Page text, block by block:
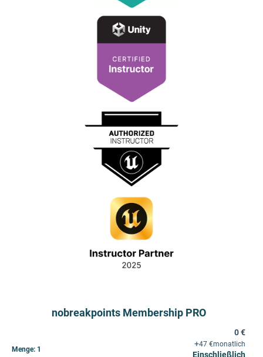
nobreakpoints Membership PRO
Menge: 1
0 €
+47 €monatlich
Einschließlich